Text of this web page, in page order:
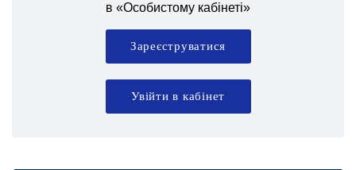
в «Особистому кабінеті»
Зареєструватися
Увійти в кабінет